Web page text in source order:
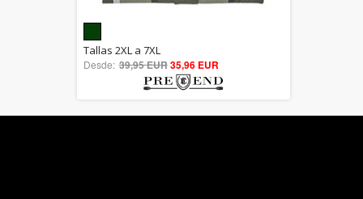
5.00
out of 5
Tallas 2XL a 7XL
Desde: 39,95 EUR35,96 EUR